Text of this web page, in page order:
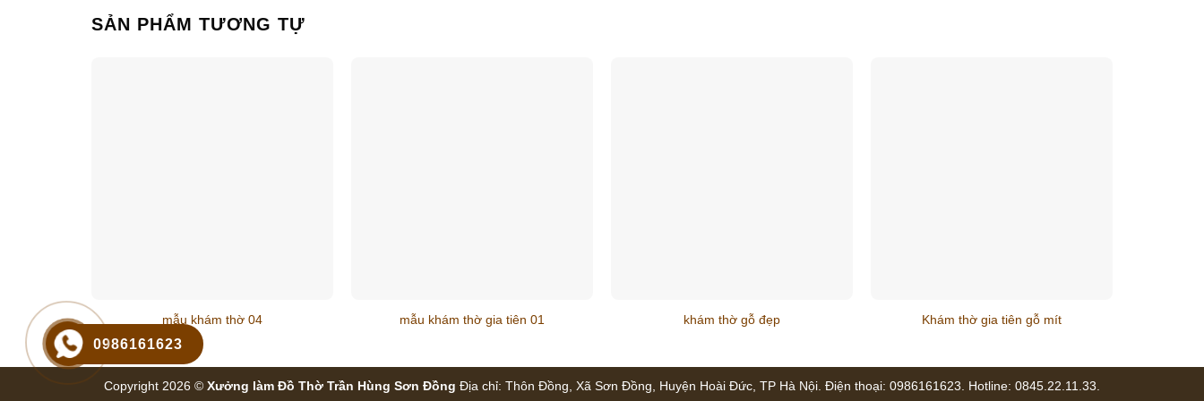
SẢN PHẨM TƯƠNG TỰ
mẫu khám thờ 04 mẫu khám thờ gia tiên 01 khám thờ gỗ đẹp Khám thờ gia tiên gỗ mít
Copyright 2026 © Xưởng làm Đồ Thờ Trần Hùng Sơn Đồng Địa chỉ: Thôn Đồng, Xã Sơn Đồng, Huyện Hoài Đức, TP Hà Nội. Điện thoại: 0986161623. Hotline: 0845.22.11.33.
0986161623